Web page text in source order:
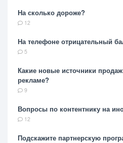
На сколько дороже?
12
На телефоне отрицательный
5
Какие новые источники
рекламе?
9
Вопросы по контентнику на
12
Подскажите партнерскую